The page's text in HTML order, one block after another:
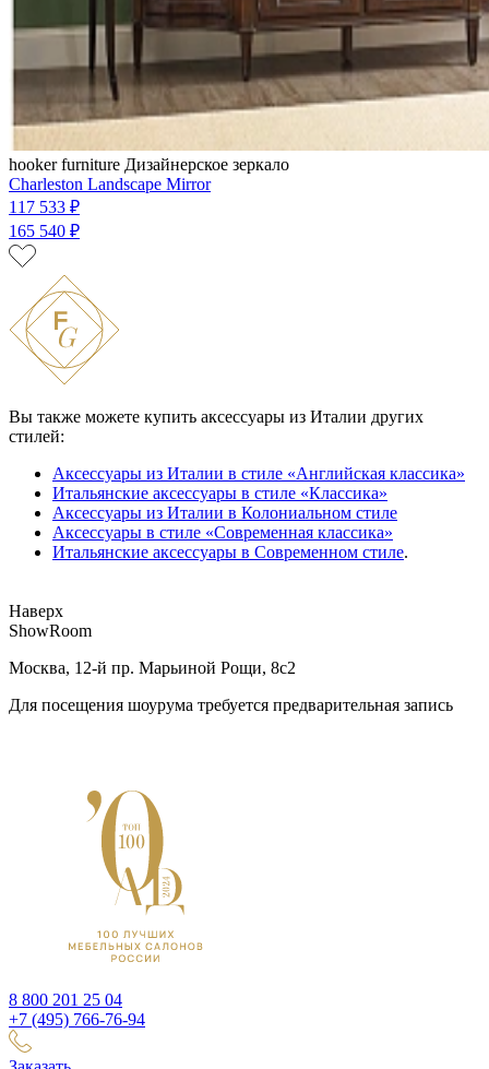
hooker furniture Дизайнерское зеркало
Charleston Landscape Mirror
117 533 ₽
165 540 ₽
Вы также можете купить аксессуары из Италии других
стилей:
Аксессуары из Италии в стиле «Английская классика»
Итальянские аксессуары в стиле «Классика»
Аксессуары из Италии в Колониальном стиле
Аксессуары в стиле «Современная классика»
Итальянские аксессуары в Современном стиле.
Наверх
ShowRoom
Москва, 12-й пр. Марьиной Рощи, 8с2
Для посещения шоурума требуется предварительная запись
8 800 201 25 04
+7 (495) 766-76-94